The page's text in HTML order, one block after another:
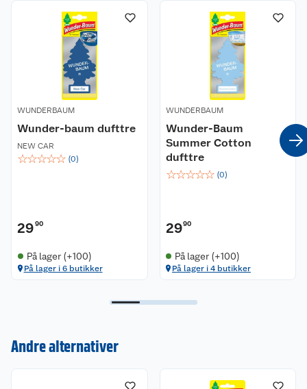
WUNDERBAUM
Wunder-baum dufttre
NEW CAR
☆☆☆☆☆ (0)
2990
På lager (+100)
På lager i 6 butikker
WUNDERBAUM
Wunder-Baum
Summer Cotton
dufttre
☆☆☆☆☆ (0)
2990
På lager (+100)
På lager i 4 butikker
Andre alternativer
Nyheter
Angre- og returrett